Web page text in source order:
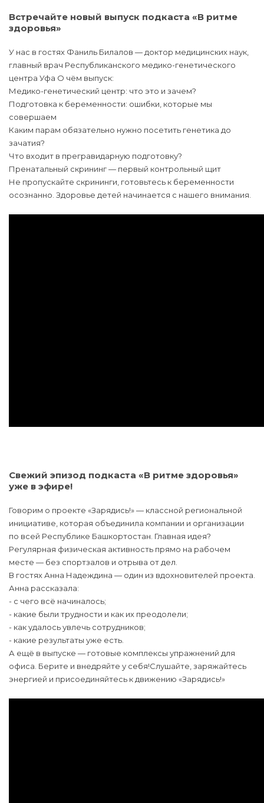
Встречайте новый выпуск подкаста «В ритме
здоровья»
У нас в гостях Фаниль Билалов — доктор медицинских наук,
главный врач Республиканского медико-генетического
центра Уфа О чём выпуск:
Медико-генетический центр: что это и зачем?
Подготовка к беременности: ошибки, которые мы
совершаем
Каким парам обязательно нужно посетить генетика до
зачатия?
Что входит в прегравидарную подготовку?
Пренатальный скрининг — первый контрольный щит
Не пропускайте скрининги, готовьтесь к беременности
осознанно. Здоровье детей начинается с нашего внимания.
Свежий эпизод подкаста «В ритме здоровья»
уже в эфире!
Говорим о проекте «Зарядись!» — классной региональной
инициативе, которая объединила компании и организации
по всей Республике Башкортостан. Главная идея?
Регулярная физическая активность прямо на рабочем
месте — без спортзалов и отрыва от дел.
В гостях Анна Надеждина — один из вдохновителей проекта.
Анна рассказала:
- с чего всё начиналось;
- какие были трудности и как их преодолели;
- как удалось увлечь сотрудников;
- какие результаты уже есть.
А ещё в выпуске — готовые комплексы упражнений для
офиса. Берите и внедряйте у себя!Слушайте, заряжайтесь
энергией и присоединяйтесь к движению «Зарядись!»